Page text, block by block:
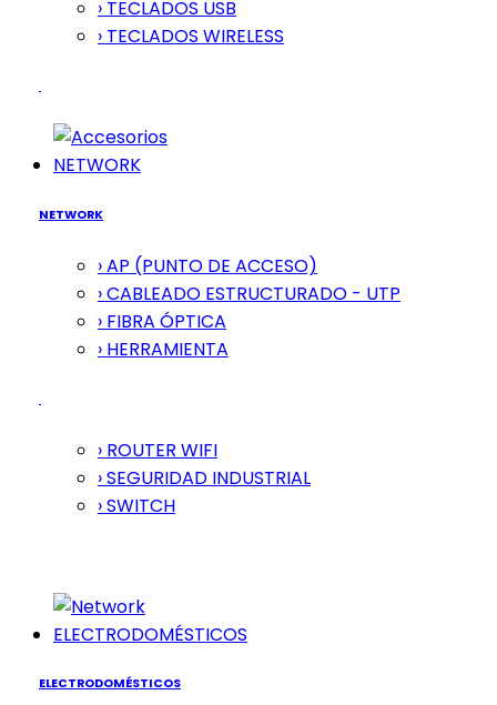
› TECLADOS USB
› TECLADOS WIRELESS
NETWORK
NETWORK
› AP (PUNTO DE ACCESO)
› CABLEADO ESTRUCTURADO - UTP
› FIBRA ÓPTICA
› HERRAMIENTA
› ROUTER WIFI
› SEGURIDAD INDUSTRIAL
› SWITCH
ELECTRODOMÉSTICOS
ELECTRODOMÉSTICOS